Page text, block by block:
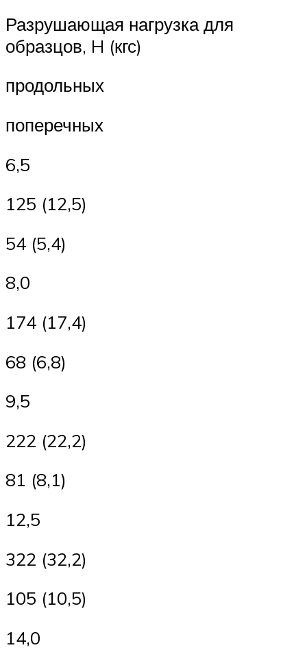
Разрушающая нагрузка для
образцов, H (кгс)
продольных
поперечных
6,5
125 (12,5)
54 (5,4)
8,0
174 (17,4)
68 (6,8)
9,5
222 (22,2)
81 (8,1)
12,5
322 (32,2)
105 (10,5)
14,0